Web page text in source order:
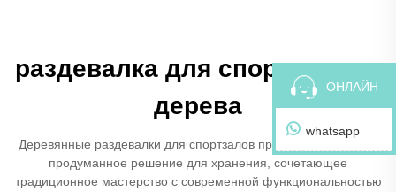
раздевалка для спортзала из
дерева
Деревянные раздевалки для спортзалов представляют собой
продуманное решение для хранения, сочетающее
традиционное мастерство с современной функциональностью
ОНЛАЙН
whatsapp